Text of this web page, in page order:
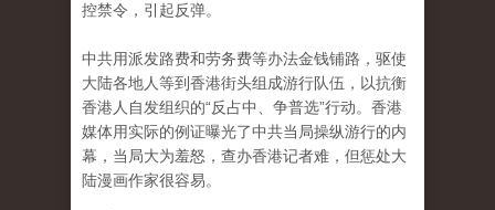
控禁令，引起反弹。
中共用派发路费和劳务费等办法金钱铺路，驱使
大陆各地人等到香港街头组成游行队伍，以抗衡
香港人自发组织的“反占中、争普选”行动。香港
媒体用实际的例证曝光了中共当局操纵游行的内
幕，当局大为羞怒，查办香港记者难，但惩处大
陆漫画作家很容易。